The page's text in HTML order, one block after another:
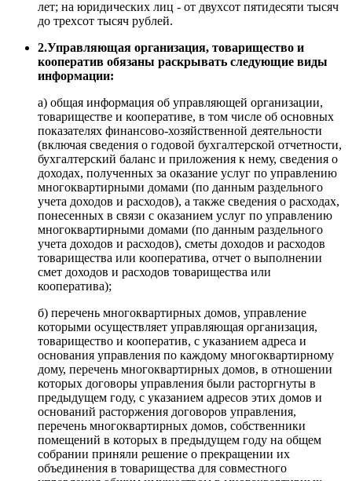
лет; на юридических лиц - от двухсот пятидесяти тысяч
до трехсот тысяч рублей.
2.Управляющая организация, товарищество и
кооператив обязаны раскрывать следующие виды
информации:
а) общая информация об управляющей организации,
товариществе и кооперативе, в том числе об основных
показателях финансово-хозяйственной деятельности
(включая сведения о годовой бухгалтерской отчетности,
бухгалтерский баланс и приложения к нему, сведения о
доходах, полученных за оказание услуг по управлению
многоквартирными домами (по данным раздельного
учета доходов и расходов), а также сведения о расходах,
понесенных в связи с оказанием услуг по управлению
многоквартирными домами (по данным раздельного
учета доходов и расходов), сметы доходов и расходов
товарищества или кооператива, отчет о выполнении
смет доходов и расходов товарищества или
кооператива);
б) перечень многоквартирных домов, управление
которыми осуществляет управляющая организация,
товарищество и кооператив, с указанием адреса и
основания управления по каждому многоквартирному
дому, перечень многоквартирных домов, в отношении
которых договоры управления были расторгнуты в
предыдущем году, с указанием адресов этих домов и
оснований расторжения договоров управления,
перечень многоквартирных домов, собственники
помещений в которых в предыдущем году на общем
собрании приняли решение о прекращении их
объединения в товарищества для совместного